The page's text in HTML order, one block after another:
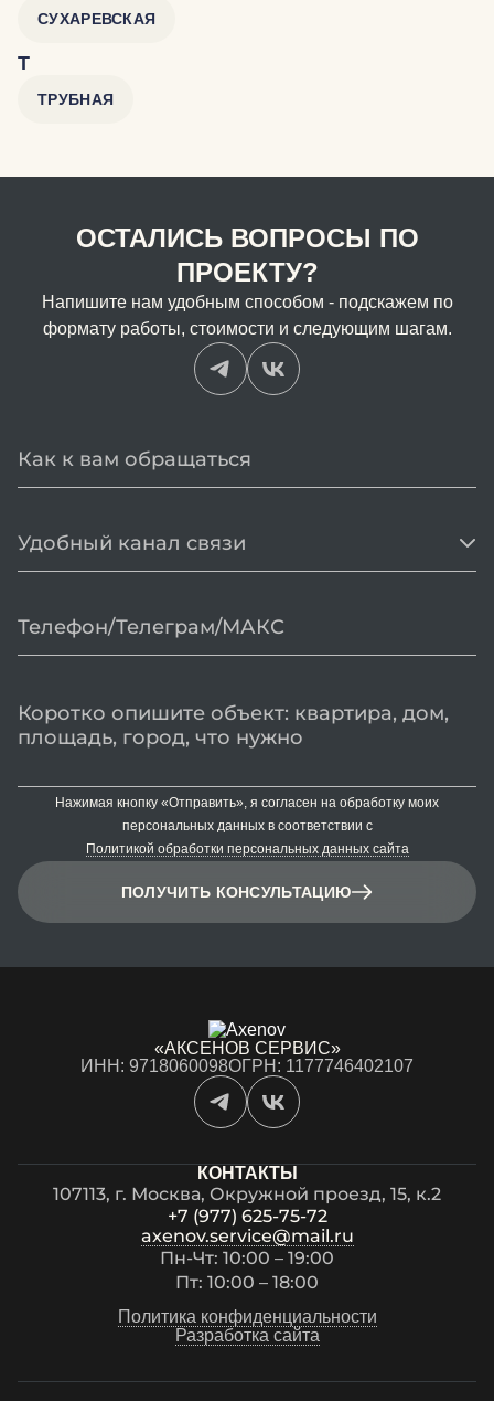
СУХАРЕВСКАЯ
Т
ТРУБНАЯ
ОСТАЛИСЬ ВОПРОСЫ ПО
ПРОЕКТУ?
Напишите нам удобным способом - подскажем по
формату работы, стоимости и следующим шагам.
Удобный канал связи
ПОЛУЧИТЬ КОНСУЛЬТАЦИЮ
Нажимая кнопку «Отправить», я согласен на обработку моих
персональных данных в соответствии с
Политикой обработки персональных данных сайта
«АКСЕНОВ СЕРВИС»
ИНН: 9718060098ОГРН: 1177746402107
КОНТАКТЫ
107113, г. Москва, Окружной проезд, 15, к.2
+7 (977) 625-75-72
axenov.service@mail.ru
Пн-Чт: 10:00 – 19:00
Пт: 10:00 – 18:00
Политика конфиденциальности
Разработка сайта